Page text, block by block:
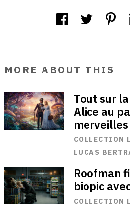
MORE ABOUT THIS
Tout sur
Alice au
merveilles
COLLECTION
LUCAS
Roofman
biopic
COLLECTION